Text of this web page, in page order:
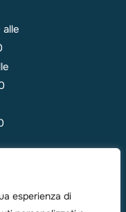
esperienza di